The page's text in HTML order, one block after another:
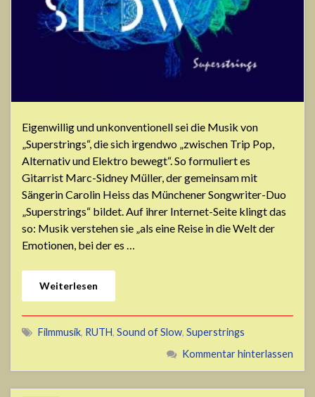
Eigenwillig und unkonventionell sei die Musik von
„Superstrings“, die sich irgendwo „zwischen Trip Pop,
Alternativ und Elektro bewegt“. So formuliert es
Gitarrist Marc-Sidney Müller, der gemeinsam mit
Sängerin Carolin Heiss das Münchener Songwriter-Duo
„Superstrings“ bildet. Auf ihrer Internet-Seite klingt das
so: Musik verstehen sie „als eine Reise in die Welt der
Emotionen, bei der es …
Weiterlesen
Filmmusik, RUTH, Sound of Slow, Superstrings
Kommentar hinterlassen